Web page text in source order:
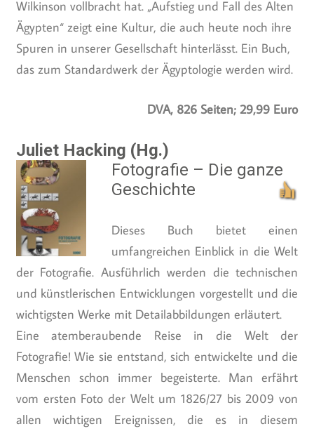
Wilkinson vollbracht hat. „Aufstieg und Fall des Alten
Ägypten“ zeigt eine Kultur, die auch heute noch ihre
Spuren in unserer Gesellschaft hinterlässt. Ein Buch,
das zum Standardwerk der Ägyptologie werden wird.
DVA, 826 Seiten; 29,99 Euro
Juliet Hacking (Hg.)
Fotografie – Die ganze
Geschichte
Dieses Buch bietet einen
umfangreichen Einblick in die Welt
der Fotografie. Ausführlich werden die technischen
und künstlerischen Entwicklungen vorgestellt und die
wichtigsten Werke mit Detailabbildungen erläutert.
Eine atemberaubende Reise in die Welt der
Fotografie! Wie sie entstand, sich entwickelte und die
Menschen schon immer begeisterte. Man erfährt
vom ersten Foto der Welt um 1826/27 bis 2009 von
allen wichtigen Ereignissen, die es in diesem